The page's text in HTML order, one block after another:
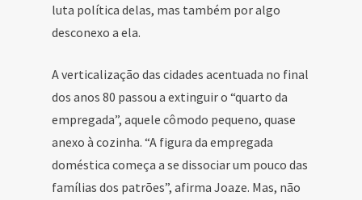
luta política delas, mas também por algo
desconexo a ela.
A verticalização das cidades acentuada no final
dos anos 80 passou a extinguir o “quarto da
empregada”, aquele cômodo pequeno, quase
anexo à cozinha. “A figura da empregada
doméstica começa a se dissociar um pouco das
famílias dos patrões”, afirma Joaze. Mas, não